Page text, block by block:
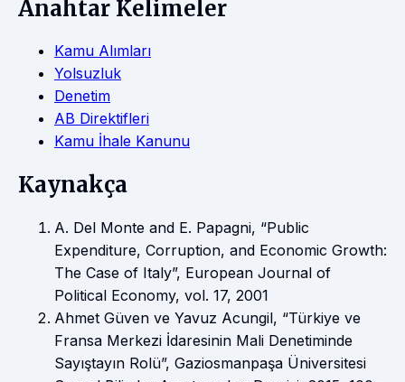
Anahtar Kelimeler
Kamu Alımları
Yolsuzluk
Denetim
AB Direktifleri
Kamu İhale Kanunu
Kaynakça
A. Del Monte and E. Papagni, “Public
Expenditure, Corruption, and Economic Growth:
The Case of Italy”, European Journal of
Political Economy, vol. 17, 2001
Ahmet Güven ve Yavuz Acungil, “Türkiye ve
Fransa Merkezi İdaresinin Mali Denetiminde
Sayıştayın Rolü”, Gaziosmanpaşa Üniversitesi